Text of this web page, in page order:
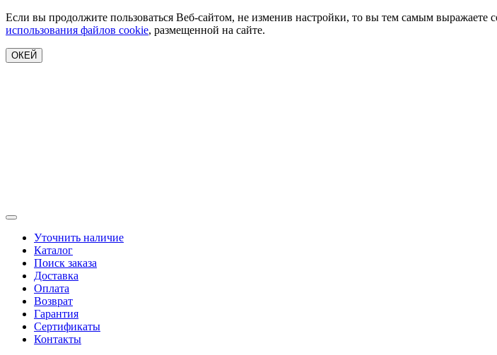
Если вы продолжите пользоваться Веб-сайтом, не изменив настройки, то вы тем самым выражаете
использования файлов cookie, размещенной на сайте.
ОКЕЙ
Уточнить наличие
Каталог
Поиск заказа
Доставка
Оплата
Возврат
Гарантия
Сертификаты
Контакты